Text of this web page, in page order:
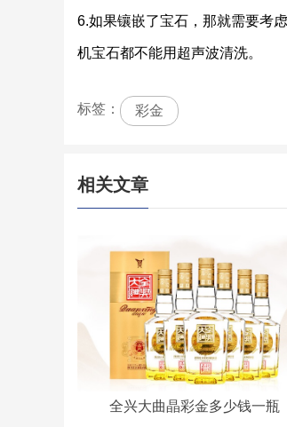
6.如果镶嵌了宝石，那就需要考
机宝石都不能用超声波清洗。
标签： 彩金
相关文章
全兴大曲晶彩金多少钱一瓶